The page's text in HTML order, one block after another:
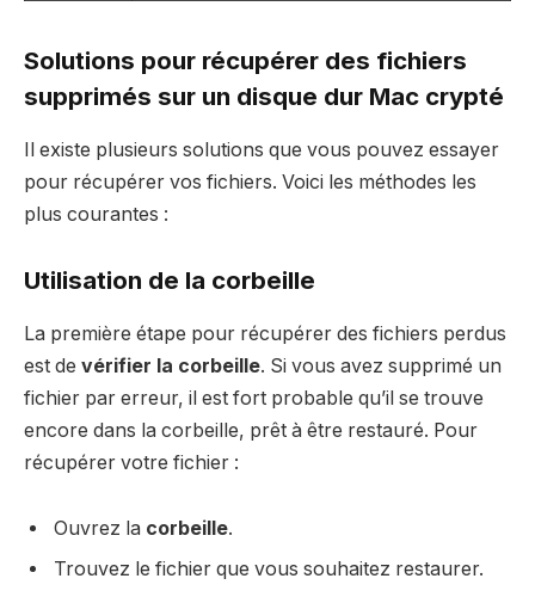
Solutions pour récupérer des fichiers
supprimés sur un disque dur Mac crypté
Il existe plusieurs solutions que vous pouvez essayer
pour récupérer vos fichiers. Voici les méthodes les
plus courantes :
Utilisation de la corbeille
La première étape pour récupérer des fichiers perdus
est de vérifier la corbeille. Si vous avez supprimé un
fichier par erreur, il est fort probable qu’il se trouve
encore dans la corbeille, prêt à être restauré. Pour
récupérer votre fichier :
Ouvrez la corbeille.
Trouvez le fichier que vous souhaitez restaurer.